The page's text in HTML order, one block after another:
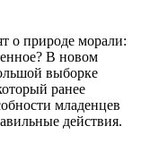
о природе морали:
В новом
выборке
ранее
младенцев
действия.